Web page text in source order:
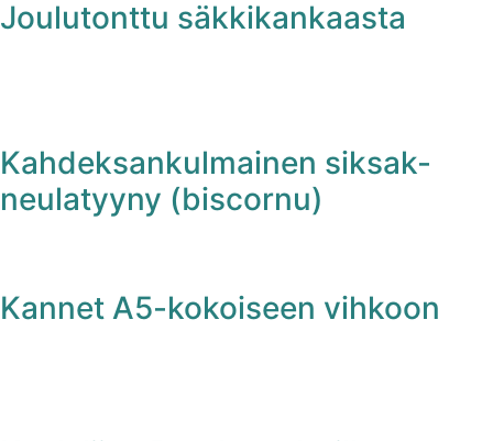
Joulutonttu säkkikankaasta
Kahdeksankulmainen siksak-
neulatyyny (biscornu)
Kannet A5-kokoiseen vihkoon